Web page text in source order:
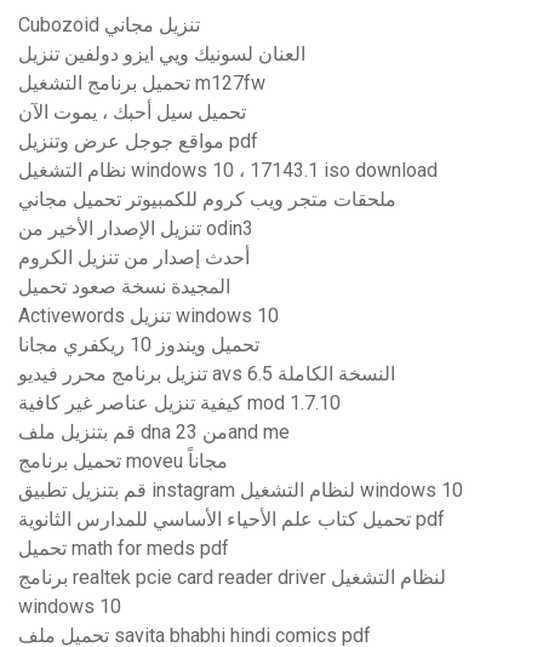
Cubozoid تنزيل مجاني
العنان لسونيك ويي ايزو دولفين تنزيل
تحميل برنامج التشغيل m127fw
تحميل سيل أحبك ، يموت الآن
مواقع جوجل عرض وتنزيل pdf
نظام التشغيل windows 10 ، 17143.1 iso download
ملحقات متجر ويب كروم للكمبيوتر تحميل مجاني
تنزيل الإصدار الأخير من odin3
أحدث إصدار من تنزيل الكروم
المجيدة نسخة صعود تحميل
Activewords تنزيل windows 10
تحميل ويندوز 10 ريكفري مجانا
تنزيل برنامج محرر فيديو avs 6.5 النسخة الكاملة
كيفية تنزيل عناصر غير كافية mod 1.7.10
قم بتنزيل ملف dna من 23and me
تحميل برنامج moveu مجاناً
قم بتنزيل تطبيق instagram لنظام التشغيل windows 10
تحميل كتاب علم الأحياء الأساسي للمدارس الثانوية pdf
تحميل math for meds pdf
برنامج realtek pcie card reader driver لنظام التشغيل
windows 10
تحميل ملف savita bhabhi hindi comics pdf